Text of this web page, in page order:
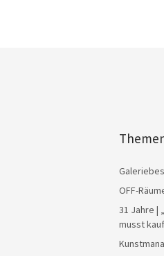
OFF-
31 Jahre |
musst